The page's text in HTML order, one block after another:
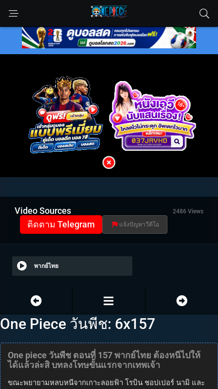
Video Sources 2486 Views
ติดตาม Telegram แจ้งปัญหาวีดีโอ
พากย์ไทย
One Piece วันพีช: 6x157
One piece วันพีช ตอนที่ 157 พากย์ไทย ต้องหนีไปให้
ได้แล้วล่ะสิ บทลงโทษขั้นแรกจากเทพเจ้า
ขณะพยายามหลบหนีจากเกาะลอยฟ้า โรบิน ชอปเปอร์ นามิ และ